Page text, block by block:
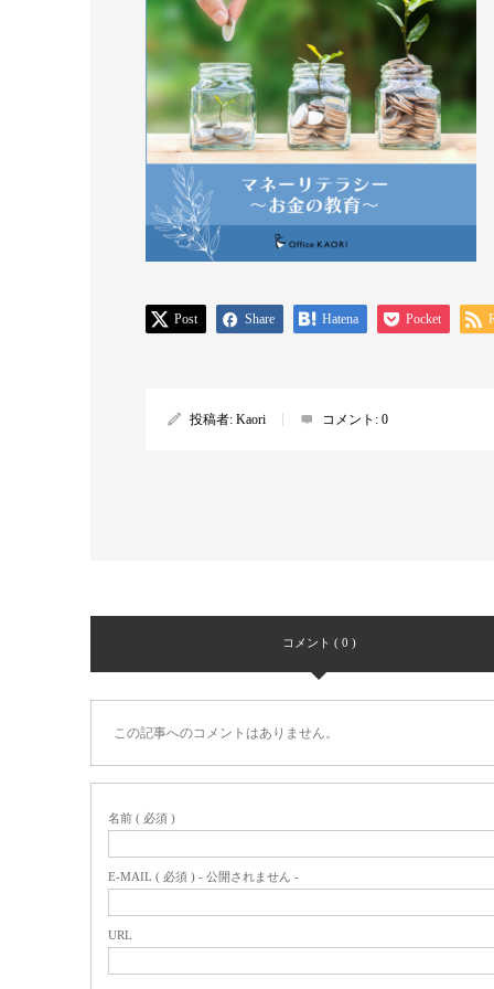
Post Share Hatena Pocket
投稿者: Kaori コメント: 0
コメント ( 0 )
この記事へのコメントはありません。
名前 ( 必須 )
E-MAIL ( 必須 ) - 公開されません -
URL